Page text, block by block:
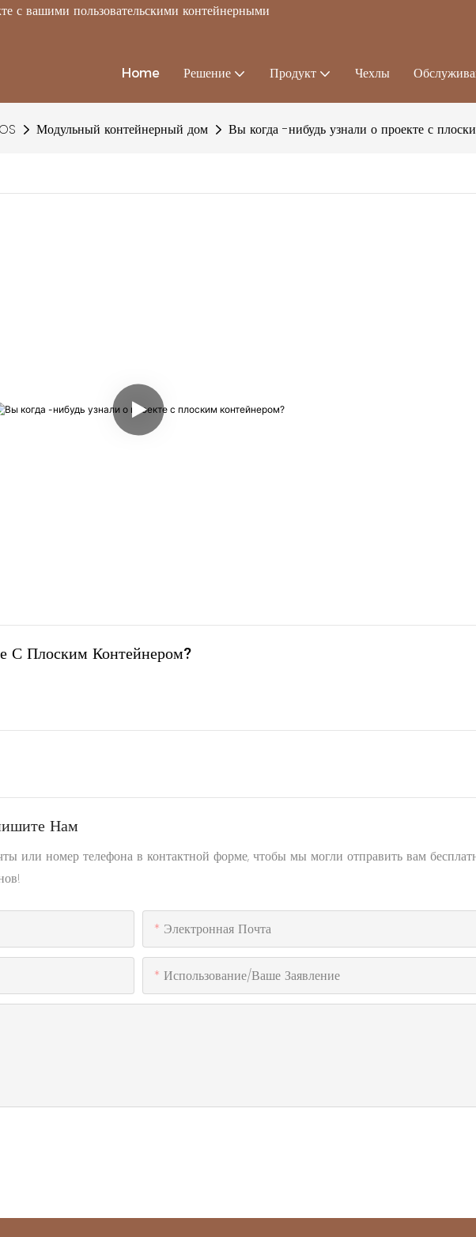
с вашими пользовательскими контейнерными
Home Решение Продукт Чехлы
Модульный контейнерный дом Вы когда -нибудь узнали о проекте с
С Плоским Контейнером?
Нам
или номер телефона в контактной форме, чтобы мы могли отправить вам
Электронная Почта
Использование/ваше Заявление